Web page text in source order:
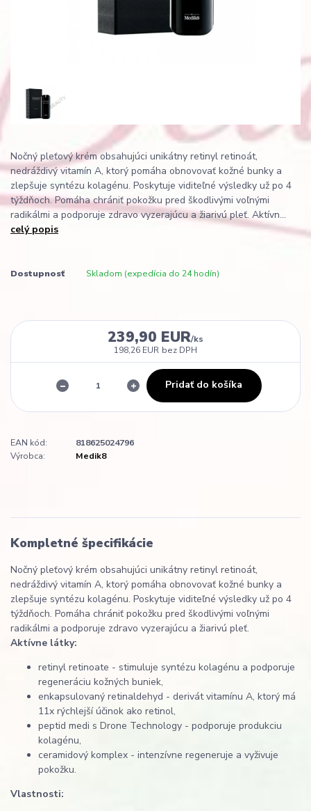
Nočný pleťový krém obsahujúci unikátny retinyl retinoát,
nedráždivý vitamín A, ktorý pomáha obnovovať kožné bunky a
zlepšuje syntézu kolagénu. Poskytuje viditeľné výsledky už po 4
týždňoch. Pomáha chrániť pokožku pred škodlivými voľnými
radikálmi a podporuje zdravo vyzerajúcu a žiarivú pleť. Aktívn...
celý popis
Dostupnosť Skladom (expedícia do 24 hodín)
239,90 EUR/ks
198,26 EUR bez DPH
Pridať do košíka
EAN kód:
818625024796
Výrobca:
Medik8
Kompletné špecifikácie
Nočný pleťový krém obsahujúci unikátny retinyl retinoát,
nedráždivý vitamín A, ktorý pomáha obnovovať kožné bunky a
zlepšuje syntézu kolagénu. Poskytuje viditeľné výsledky už po 4
týždňoch. Pomáha chrániť pokožku pred škodlivými voľnými
radikálmi a podporuje zdravo vyzerajúcu a žiarivú pleť.
Aktívne látky:
retinyl retinoate - stimuluje syntézu kolagénu a podporuje
regeneráciu kožných buniek,
enkapsulovaný retinaldehyd - derivát vitamínu A, ktorý má
11x rýchlejší účinok ako retinol,
peptid medi s Drone Technology - podporuje produkciu
kolagénu,
ceramidový komplex - intenzívne regeneruje a vyživuje
pokožku.
Vlastnosti: